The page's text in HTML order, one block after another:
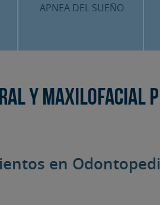
APNEA DEL SUEÑO
PLANIFICACIÓN 3D
y maxilofacial
en